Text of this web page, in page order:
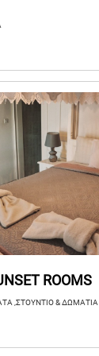
ROOMS
,ΣΤΟΥΝΤΙΟ & ΔΩΜΑΤΙΑ